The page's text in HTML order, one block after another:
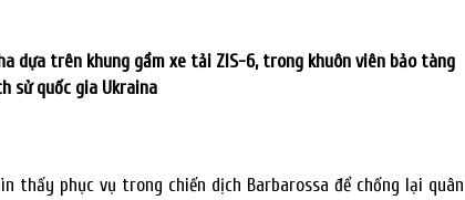
dựa trên khung gầm xe tải ZIS-6, trong khuôn viên bảo tàng
sử quốc gia Ukraina
thấy phục vụ trong chiến dịch Barbarossa để chống lại quân